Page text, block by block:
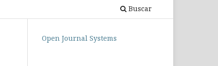
Buscar
Open Journal Systems